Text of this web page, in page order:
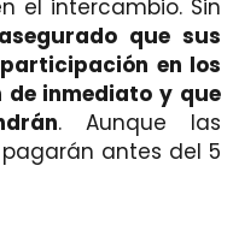
el intercambio. Sin
que sus
en los
de inmediato y que
. Aunque las
antes del 5